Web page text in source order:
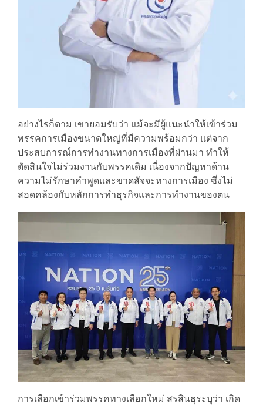
อย่างไรก็ตาม เขายอมรับว่า แม้จะมีผู้แนะนำให้เข้าร่วม
พรรคการเมืองขนาดใหญ่ที่มีความพร้อมกว่า แต่จาก
ประสบการณ์การทำงานทางการเมืองที่ผ่านมา ทำให้
ตัดสินใจไม่ร่วมงานกับพรรคเดิม เนื่องจากปัญหาด้าน
ความไม่รักษาคำพูดและขาดสัจจะทางการเมือง ซึ่งไม่
สอดคล้องกับหลักการทำธุรกิจและการทำงานของตน
การเลือกเข้าร่วมพรรคทางเลือกใหม่ สรสินธุระบุว่า เกิด